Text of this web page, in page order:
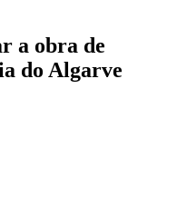
a obra de
do Algarve